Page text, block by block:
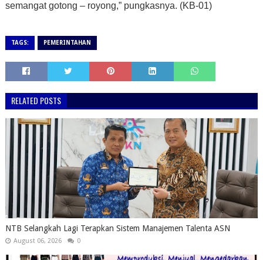
semangat gotong – royong,” pungkasnya. (KB-01)
TAGS: PEMERINTAHAN
RELATED POSTS
NTB Selangkah Lagi Terapkan Sistem Manajemen Talenta ASN
August 06, 2026 0